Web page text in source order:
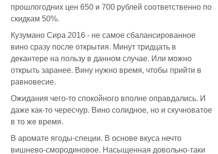
прошлогодних цен 650 и 700 рублей соответственно по
скидкам 50%.
Кузумано Сира 2016 - не самое сбалансированное
вино сразу после открытия. Минут тридцать в
декантере на пользу в данном случае. Или можно
открыть заранее. Вину нужно время, чтобы прийти в
равновесие.
Ожидания чего-то спокойного вполне оправдались. И
даже как-то чересчур. Вино солидное, но и скучноватое
в то же время.
В аромате ягоды-специи. В основе вкуса нечто
вишнево-смородиновое. Насыщенная довольно-таки